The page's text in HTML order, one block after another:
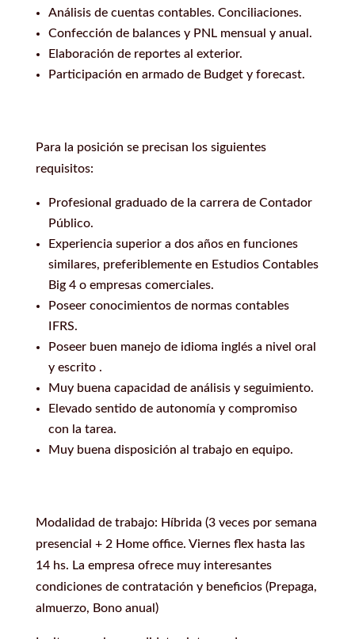
Análisis de cuentas contables. Conciliaciones.
Confección de balances y PNL mensual y anual.
Elaboración de reportes al exterior.
Participación en armado de Budget y forecast.
Para la posición se precisan los siguientes
requisitos:
Profesional graduado de la carrera de Contador
Público.
Experiencia superior a dos años en funciones
similares, preferiblemente en Estudios Contables
Big 4 o empresas comerciales.
Poseer conocimientos de normas contables
IFRS.
Poseer buen manejo de idioma inglés a nivel oral
y escrito .
Muy buena capacidad de análisis y seguimiento.
Elevado sentido de autonomía y compromiso
con la tarea.
Muy buena disposición al trabajo en equipo.
Modalidad de trabajo: Híbrida (3 veces por semana
presencial + 2 Home office. Viernes flex hasta las
14 hs. La empresa ofrece muy interesantes
condiciones de contratación y beneficios (Prepaga,
almuerzo, Bono anual)